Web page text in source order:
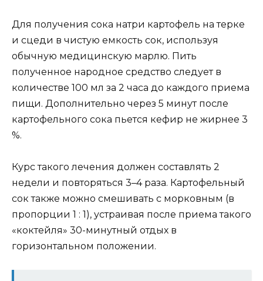
Для получения сока натри картофель на терке
и сцеди в чистую емкость сок, используя
обычную медицинскую марлю. Пить
полученное народное средство следует в
количестве 100 мл за 2 часа до каждого приема
пищи. Дополнительно через 5 минут после
картофельного сока пьется кефир не жирнее 3
%.
Курс такого лечения должен составлять 2
недели и повторяться 3–4 раза. Картофельный
сок также можно смешивать с морковным (в
пропорции 1 : 1), устраивая после приема такого
«коктейля» 30-минутный отдых в
горизонтальном положении.